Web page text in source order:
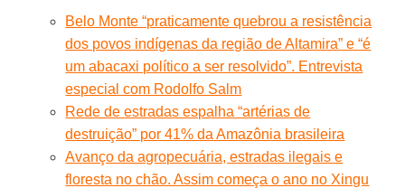
Belo Monte “praticamente quebrou a resistência
dos povos indígenas da região de Altamira” e “é
um abacaxi político a ser resolvido”. Entrevista
especial com Rodolfo Salm
Rede de estradas espalha “artérias de
destruição” por 41% da Amazônia brasileira
Avanço da agropecuária, estradas ilegais e
floresta no chão. Assim começa o ano no Xingu